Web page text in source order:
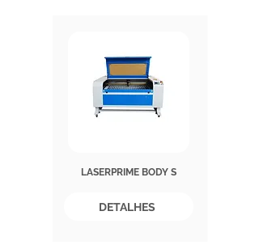
LASERPRIME BODY S
DETALHES